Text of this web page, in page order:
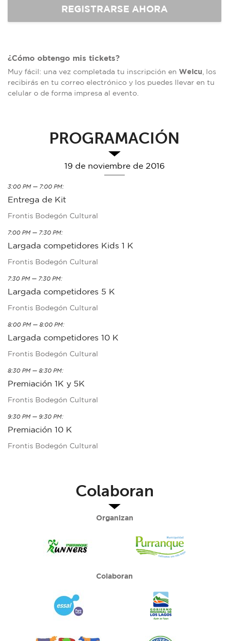
¿Cómo obtengo mis tickets?
Muy fácil: una vez completada tu inscripción en Welcu , los
recibirás en tu correo electrónico y los puedes llevar en tu
celular o de forma impresa al evento.
PROGRAMACIÓN
19 de noviembre de 2016
3:00 PM — 7:00 PM:
Entrega de Kit
Frontis Bodegón Cultural
7:00 PM — 7:30 PM:
Largada competidores Kids 1 K
Frontis Bodegón Cultural
7:30 PM — 7:30 PM:
Largada competidores 5 K
Frontis Bodegón Cultural
8:00 PM — 8:00 PM:
Largada competidores 10 K
Frontis Bodegón Cultural
8:30 PM — 8:30 PM:
Premiación 1K y 5K
Frontis Bodegón Cultural
9:30 PM — 9:30 PM:
Premiación 10 K
Frontis Bodegón Cultural
Colaboran
Organizan
Colaboran